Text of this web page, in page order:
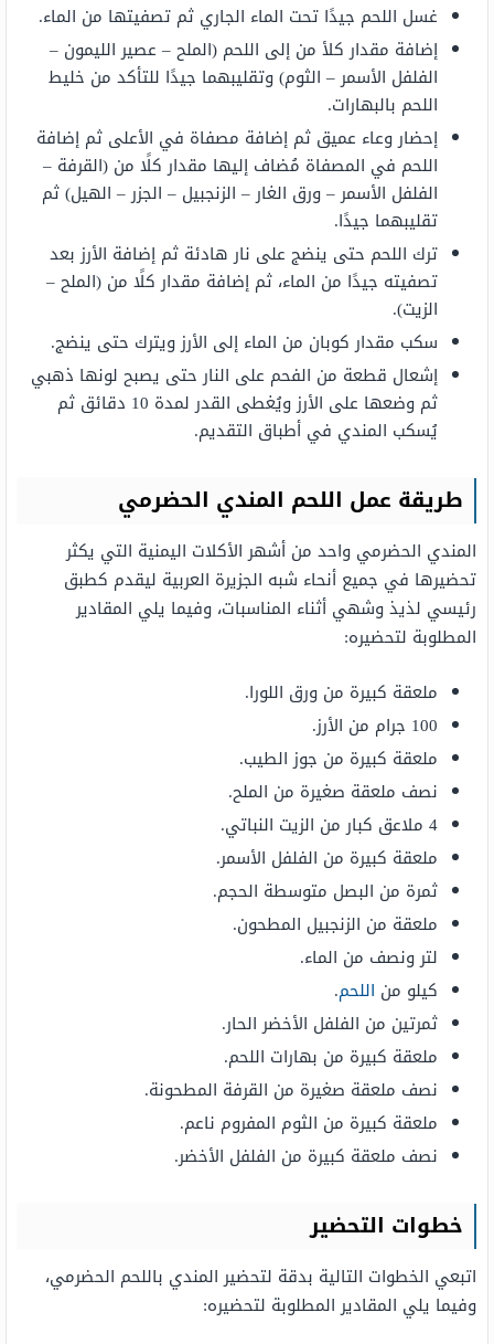
غسل اللحم جيدًا تحت الماء الجاري ثم تصفيتها من الماء.
إضافة مقدار كلأ من إلى اللحم (الملح – عصير الليمون –
الفلفل الأسمر – الثوم) وتقليبهما جيدًا للتأكد من خليط
اللحم بالبهارات.
إحضار وعاء عميق ثم إضافة مصفاة في الأعلى ثم إضافة
اللحم في المصفاة مُضاف إليها مقدار كلًا من (القرفة –
الفلفل الأسمر – ورق الغار – الزنجبيل – الجزر – الهيل) ثم
تقليبهما جيدًا.
ترك اللحم حتى ينضج على نار هادئة ثم إضافة الأرز بعد
تصفيته جيدًا من الماء، ثم إضافة مقدار كلًا من (الملح –
الزيت).
سكب مقدار كوبان من الماء إلى الأرز ويترك حتى ينضج.
إشعال قطعة من الفحم على النار حتى يصبح لونها ذهبي
ثم وضعها على الأرز ويُغطى القدر لمدة 10 دقائق ثم
يُسكب المندي في أطباق التقديم.
طريقة عمل اللحم المندي الحضرمي
المندي الحضرمي واحد من أشهر الأكلات اليمنية التي يكثر
تحضيرها في جميع أنحاء شبه الجزيرة العربية ليقدم كطبق
رئيسي لذيذ وشهي أثناء المناسبات، وفيما يلي المقادير
المطلوبة لتحضيره:
ملعقة كبيرة من ورق اللورا.
100 جرام من الأرز.
ملعقة كبيرة من جوز الطيب.
نصف ملعقة صغيرة من الملح.
4 ملاعق كبار من الزيت النباتي.
ملعقة كبيرة من الفلفل الأسمر.
ثمرة من البصل متوسطة الحجم.
ملعقة من الزنجبيل المطحون.
لتر ونصف من الماء.
كيلو من اللحم.
ثمرتين من الفلفل الأخضر الحار.
ملعقة كبيرة من بهارات اللحم.
نصف ملعقة صغيرة من القرفة المطحونة.
ملعقة كبيرة من الثوم المفروم ناعم.
نصف ملعقة كبيرة من الفلفل الأخضر.
خطوات التحضير
اتبعي الخطوات التالية بدقة لتحضير المندي باللحم الحضرمي،
وفيما يلي المقادير المطلوبة لتحضيره: